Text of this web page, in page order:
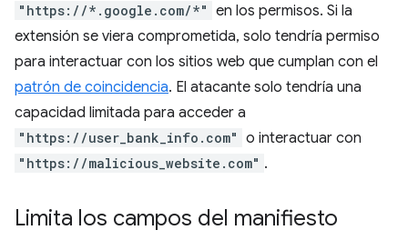
"https://*.google.com/*" en los permisos. Si la
extensión se viera comprometida, solo tendría permiso
para interactuar con los sitios web que cumplan con el
patrón de coincidencia. El atacante solo tendría una
capacidad limitada para acceder a
"https://user_bank_info.com" o interactuar con
"https://malicious_website.com" .
Limita los campos del manifiesto